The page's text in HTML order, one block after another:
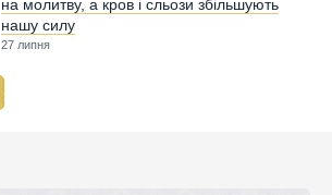
на молитву, а кров і сльози збільшують
нашу силу
27 липня